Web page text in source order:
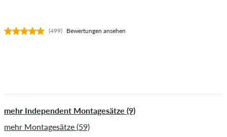
(499) Bewertungen ansehen
mehr Independent Montagesätze (9)
mehr Montagesätze (59)